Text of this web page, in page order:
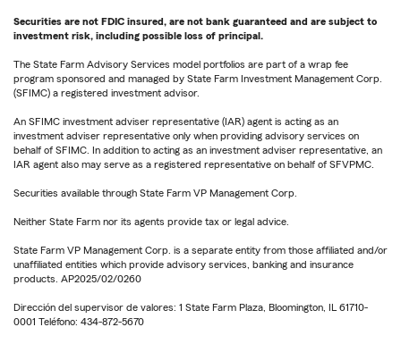
Securities are not FDIC insured, are not bank guaranteed and are subject to
investment risk, including possible loss of principal.
The State Farm Advisory Services model portfolios are part of a wrap fee
program sponsored and managed by State Farm Investment Management Corp.
(SFIMC) a registered investment advisor.
An SFIMC investment adviser representative (IAR) agent is acting as an
investment adviser representative only when providing advisory services on
behalf of SFIMC. In addition to acting as an investment adviser representative, an
IAR agent also may serve as a registered representative on behalf of SFVPMC.
Securities available through State Farm VP Management Corp.
Neither State Farm nor its agents provide tax or legal advice.
State Farm VP Management Corp. is a separate entity from those affiliated and/or
unaffiliated entities which provide advisory services, banking and insurance
products. AP2025/02/0260
Dirección del supervisor de valores: 1 State Farm Plaza, Bloomington, IL 61710-
0001 Teléfono: 434-872-5670